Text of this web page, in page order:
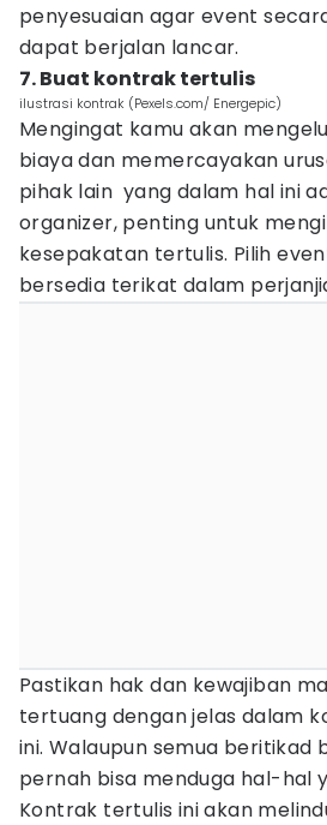
penyesuaian agar event
dapat berjalan lancar.
7. Buat kontrak tertulis
ilustrasi kontrak (Pexels.com/ Energepic)
Mengingat kamu akan
biaya dan memercayakan
pihak lain yang dalam hal ini
organizer, penting untuk
kesepakatan tertulis. Pilih
bersedia terikat dalam
Pastikan hak dan kewajiban
tertuang dengan jelas dalam
ini. Walaupun semua beritikad
pernah bisa menduga hal-hal
Kontrak tertulis ini akan